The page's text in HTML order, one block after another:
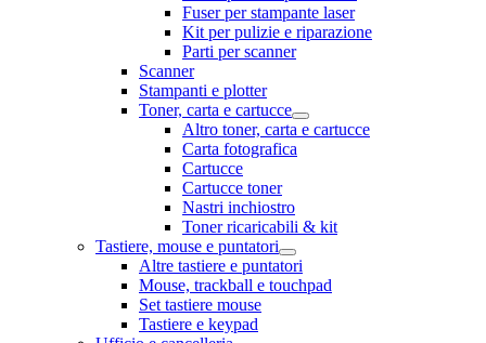
Fuser per stampante laser
Kit per pulizie e riparazione
Parti per scanner
Scanner
Stampanti e plotter
Toner, carta e cartucce
Altro toner, carta e cartucce
Carta fotografica
Cartucce
Cartucce toner
Nastri inchiostro
Toner ricaricabili & kit
Tastiere, mouse e puntatori
Altre tastiere e puntatori
Mouse, trackball e touchpad
Set tastiere mouse
Tastiere e keypad